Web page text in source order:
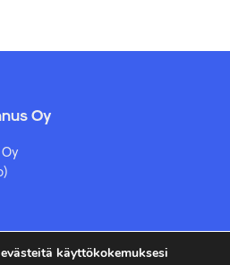
Oy
asiat käyttökokemuksesi